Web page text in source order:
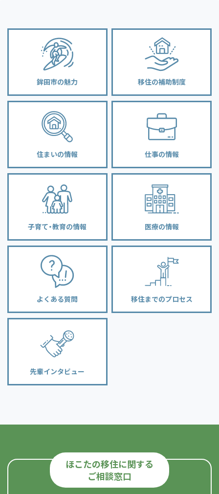
鉾田市の魅力 移住の補助制度
住まいの情報 仕事の情報
子育て・教育の情報 医療の情報
よくある質問 移住までのプロセス
先輩インタビュー
ほこたの移住に関する
ご相談窓口